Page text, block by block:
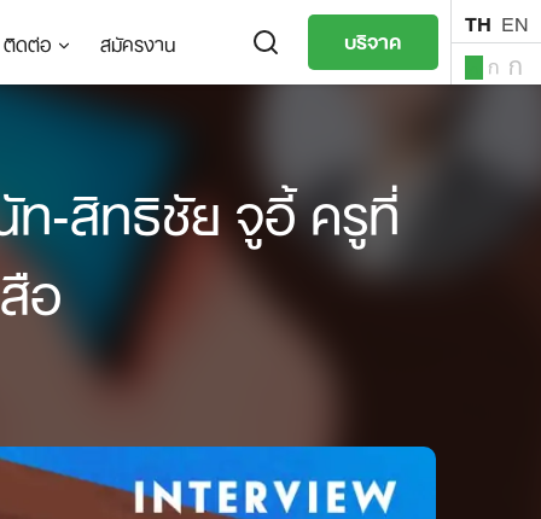
ติดต่อ สมัครงาน บริจาค TH EN
ก ก
ท-สิทธิชัย จูอี้ ครูที่
อ